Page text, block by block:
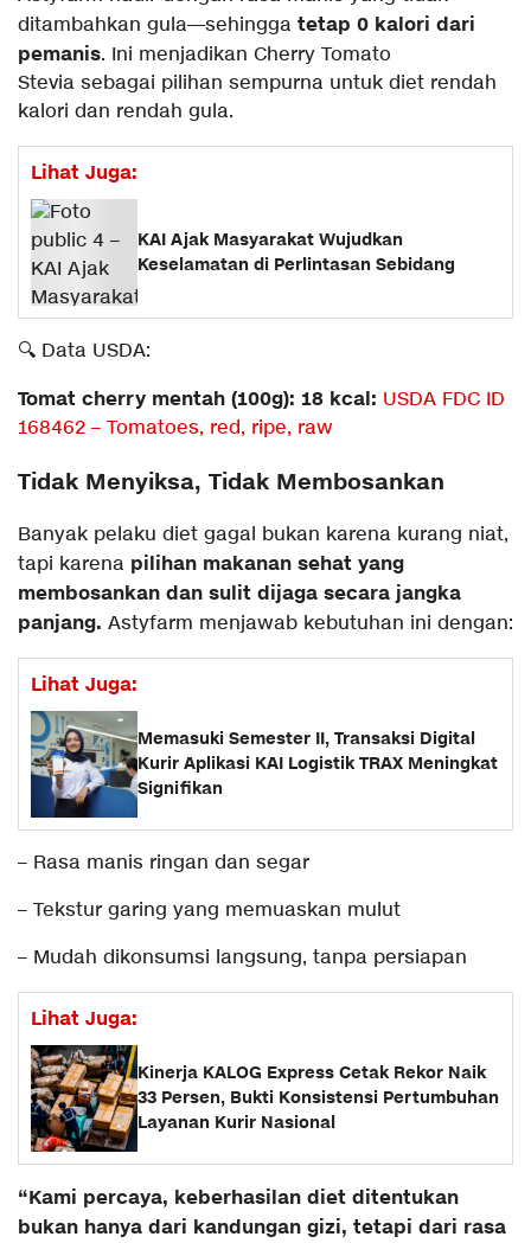
ditambahkan gula—sehingga tetap 0 kalori dari
pemanis. Ini menjadikan Cherry Tomato
Stevia sebagai pilihan sempurna untuk diet rendah
kalori dan rendah gula.
Lihat Juga:
KAI Ajak Masyarakat Wujudkan
Keselamatan di Perlintasan Sebidang
🔍 Data USDA:
Tomat cherry mentah (100g): 18 kcal: USDA FDC ID
168462 – Tomatoes, red, ripe, raw
Tidak Menyiksa, Tidak Membosankan
Banyak pelaku diet gagal bukan karena kurang niat,
tapi karena pilihan makanan sehat yang
membosankan dan sulit dijaga secara jangka
panjang. Astyfarm menjawab kebutuhan ini dengan:
Lihat Juga:
Memasuki Semester II, Transaksi Digital
Kurir Aplikasi KAI Logistik TRAX Meningkat
Signifikan
– Rasa manis ringan dan segar
– Tekstur garing yang memuaskan mulut
– Mudah dikonsumsi langsung, tanpa persiapan
Lihat Juga:
Kinerja KALOG Express Cetak Rekor Naik
33 Persen, Bukti Konsistensi Pertumbuhan
Layanan Kurir Nasional
“Kami percaya, keberhasilan diet ditentukan
bukan hanya dari kandungan gizi, tetapi dari rasa